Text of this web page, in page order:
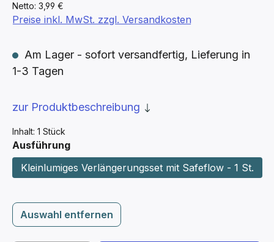
Netto: 3,99 €
Inhalt: 1 Stück
Preise inkl. MwSt. zzgl. Versandkosten
Am Lager - sofort versandfertig, Lieferung in
1-3 Tagen
zur Produktbeschreibung
Ausführungauswählen
Kleinlumiges Verlängerungsset mit Safeflow - 1 St.
Auswahl entfernen